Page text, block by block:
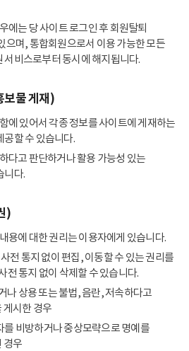
에는 당 사이트 로그인 후 회원탈퇴
으며, 통합회원으로서 이용 가능한 모든
서비스로부터 동시에 해지됩니다.
보물 게재)
에 있어서 각종 정보를 사이트에 게재하는
공할 수 있습니다.
다고 판단하거나 활용 가능성 있는
니다.
)
용에 대한 권리는 이용자에게 있습니다.
전 통지 없이 편집, 이동할 수 있는 권리를
전 통지 없이 삭제할 수 있습니다.
나 상용 또는 불법, 음란, 저속하다고
게시한 경우
를 비방하거나 중상모략으로 명예를
경우